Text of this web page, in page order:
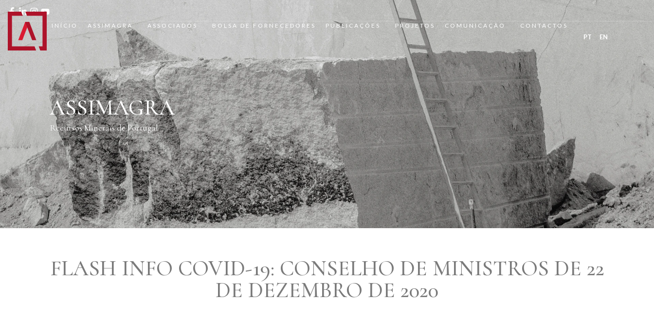
INÍCIO ASSIMAGRA ASSOCIADOS BOLSA DE FORNECEDORES PUBLICAÇÕES PROJETOS COMUNICAÇÃO CONTACTOS
PT EN
ASSIMAGRA
Recursos Minerais de Portugal
FLASH INFO COVID-19: CONSELHO DE MINISTROS DE 22
DE DEZEMBRO DE 2020